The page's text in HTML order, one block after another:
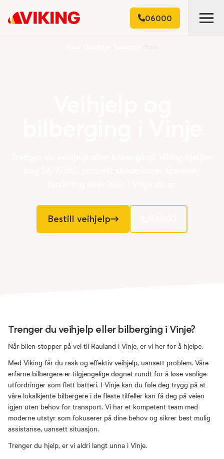
06000
Bestill veihjelp
Trenger du veihjelp eller bilberging i Vinje?
Når bilen stopper på vei til Rauland i Vinje, er vi her for å hjelpe.
Med Viking får du rask og effektiv veihjelp, uansett problem. Våre
erfarne bilbergere er tilgjengelige døgnet rundt for å løse vanlige
utfordringer som flatt batteri. I Vinje kan du føle deg trygg på at
våre lokalkjente bilbergere i de fleste tilfeller kan få deg på veien
igjen uten behov for transport. Vi har et kompetent team med
moderne utstyr som fokuserer på dine behov og sikrer best mulig
assistanse, uansett situasjon.
Trenger du hjelp, er vi aldri langt unna i Vinje.